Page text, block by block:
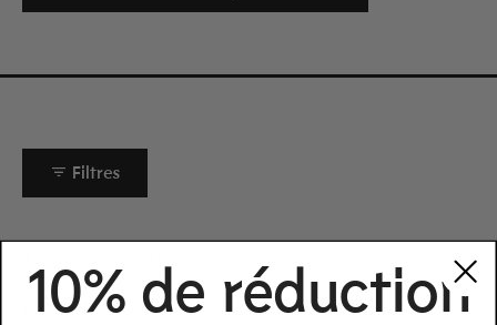
Filtres
Clare H.
10% de réduction